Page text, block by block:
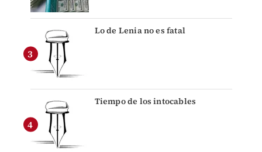
Lo de Lenia no es fatal
Tiempo de los intocables